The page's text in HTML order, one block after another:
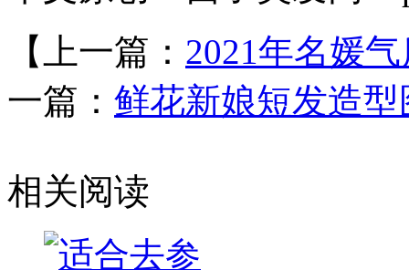
【上一篇： 2021年名媛
一篇： 鲜花新娘短发造型
相关阅读